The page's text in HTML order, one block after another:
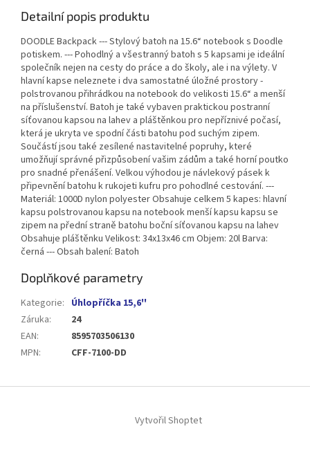
Detailní popis produktu
DOODLE Backpack --- Stylový batoh na 15.6“ notebook s Doodle
potiskem. --- Pohodlný a všestranný batoh s 5 kapsami je ideální
společník nejen na cesty do práce a do školy, ale i na výlety. V
hlavní kapse neleznete i dva samostatné úložné prostory -
polstrovanou přihrádkou na notebook do velikosti 15.6“ a menší
na příslušenství. Batoh je také vybaven praktickou postranní
síťovanou kapsou na lahev a pláštěnkou pro nepříznivé počasí,
která je ukryta ve spodní části batohu pod suchým zipem.
Součástí jsou také zesílené nastavitelné popruhy, které
umožňují správné přizpůsobení vašim zádům a také horní poutko
pro snadné přenášení. Velkou výhodou je návlekový pásek k
připevnění batohu k rukojeti kufru pro pohodlné cestování. ---
Materiál: 1000D nylon polyester Obsahuje celkem 5 kapes: hlavní
kapsu polstrovanou kapsu na notebook menší kapsu kapsu se
zipem na přední straně batohu boční síťovanou kapsu na lahev
Obsahuje pláštěnku Velikost: 34x13x46 cm Objem: 20l Barva:
černá --- Obsah balení: Batoh
Doplňkové parametry
Kategorie: Úhlopříčka 15,6''
Záruka:
24
EAN:
8595703506130
MPN: CFF-7100-DD
Vytvořil Shoptet